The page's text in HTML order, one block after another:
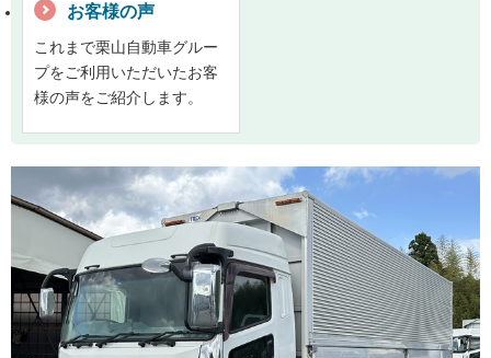
お客様の声
これまで栗山自動車グルー
プをご利用いただいたお客
様の声をご紹介します。